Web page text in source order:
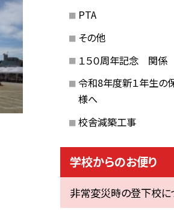
PTA
その他
１５０周年記念 関係
令和8年度新１年生の
様へ
校舎減築工事
学校からのお便り
非常変災時の登下校に